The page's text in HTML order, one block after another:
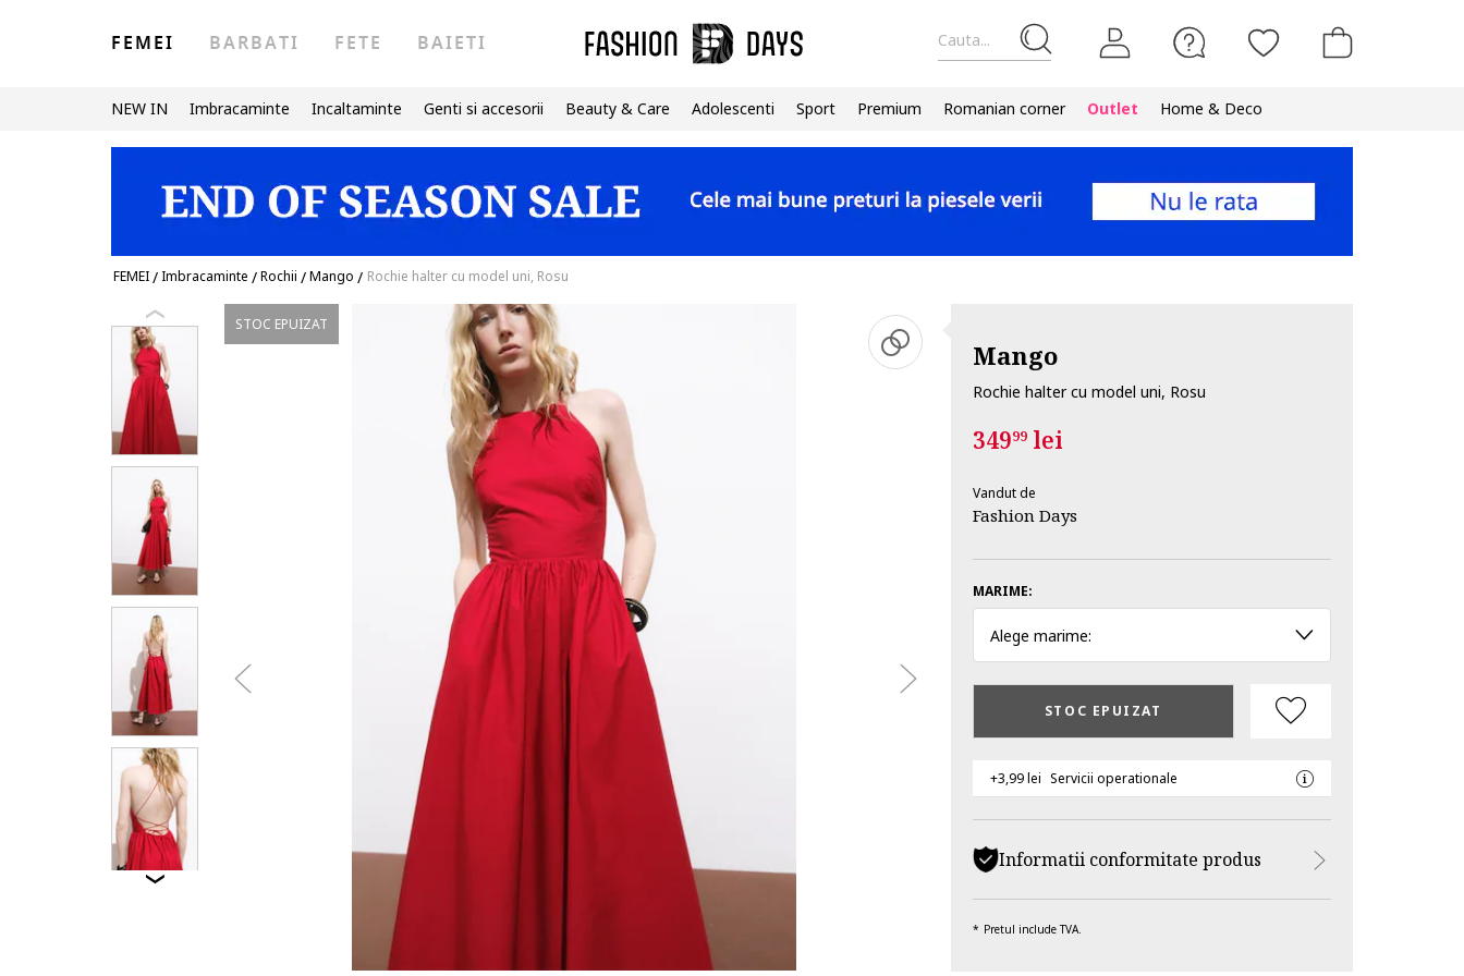
Cauta...
FEMEI BARBATI FETE BAIETI
NEW IN Imbracaminte Incaltaminte Genti si accesorii Beauty & Care Adolescenti Sport Premium Romanian corner Outlet Home & Deco
FEMEI/Imbracaminte /Rochii /Mango / Rochie halter cu model uni, Rosu
STOC EPUIZAT
Mango
Rochie halter cu model uni, Rosu
34999lei
Vandut de
Fashion Days
MARIME:
Alege marime:
STOC EPUIZAT
+3,99 lei Servicii operationale
Informatii conformitate produs
Pretul include TVA.